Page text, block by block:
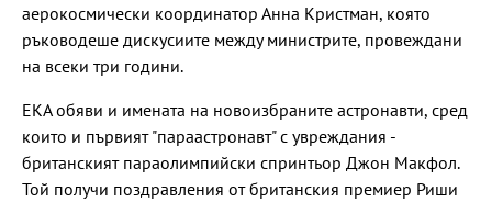
аерокосмически координатор Анна Кристман, която
ръководеше дискусиите между министрите, провеждани
на всеки три години.
ЕКА обяви и имената на новоизбраните астронавти, сред
които и първият "параастронавт" с увреждания -
британският параолимпийски спринтьор Джон Макфол.
Той получи поздравления от британския премиер Риши